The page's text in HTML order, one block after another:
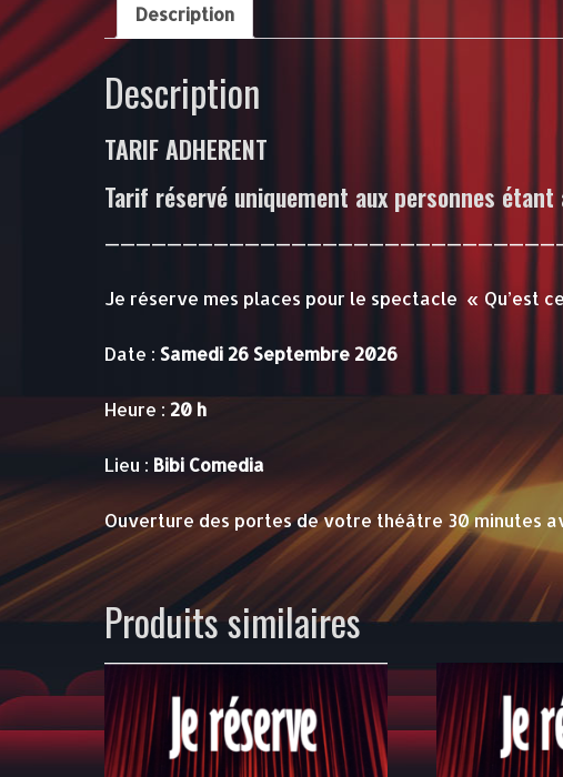
Description
Description
TARIF ADHERENT
Tarif réservé uniquement aux personnes
Je réserve mes places pour le spectacle « Qu’est
Date : Samedi 26 Septembre 2026
Heure : 20 h
Lieu : Bibi Comedia
Ouverture des portes de votre théâtre 30 minutes
Produits similaires